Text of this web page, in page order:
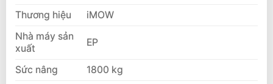
Thương hiệu
iMOW
Nhà máy sản
xuất
EP
Sức nâng
1800 kg